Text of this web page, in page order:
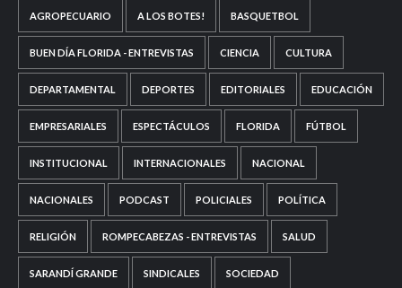
AGROPECUARIO A LOS BOTES! BASQUETBOL
BUEN DÍA FLORIDA - ENTREVISTAS CIENCIA CULTURA
DEPARTAMENTAL DEPORTES EDITORIALES EDUCACIÓN
EMPRESARIALES ESPECTÁCULOS FLORIDA FÚTBOL
INSTITUCIONAL INTERNACIONALES NACIONAL
NACIONALES PODCAST POLICIALES POLÍTICA
RELIGIÓN ROMPECABEZAS - ENTREVISTAS SALUD
SARANDÍ GRANDE SINDICALES SOCIEDAD